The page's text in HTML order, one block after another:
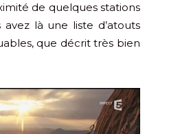
de quelques stations
avez là une liste d’atouts
que décrit très bien